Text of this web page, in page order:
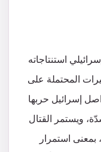
استنتاجاته
المحتملة على
إسرائيل حربها
ويستمر القتال
استمرار